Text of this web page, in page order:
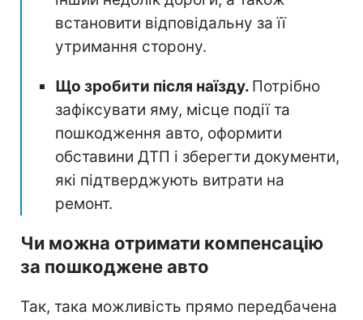
встановити відповідальну за її
утримання сторону.
Що зробити після наїзду. Потрібно
зафіксувати яму, місце події та
пошкодження авто, оформити
обставини ДТП і зберегти документи,
які підтверджують витрати на
ремонт.
Чи можна отримати компенсацію
за пошкоджене авто
Так, така можливість прямо передбачена